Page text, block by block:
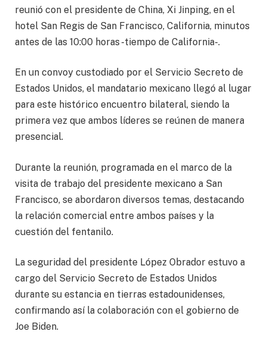
reunió con el presidente de China, Xi Jinping, en el
hotel San Regis de San Francisco, California, minutos
antes de las 10:00 horas -tiempo de California-.
En un convoy custodiado por el Servicio Secreto de
Estados Unidos, el mandatario mexicano llegó al lugar
para este histórico encuentro bilateral, siendo la
primera vez que ambos líderes se reúnen de manera
presencial.
Durante la reunión, programada en el marco de la
visita de trabajo del presidente mexicano a San
Francisco, se abordaron diversos temas, destacando
la relación comercial entre ambos países y la
cuestión del fentanilo.
La seguridad del presidente López Obrador estuvo a
cargo del Servicio Secreto de Estados Unidos
durante su estancia en tierras estadounidenses,
confirmando así la colaboración con el gobierno de
Joe Biden.